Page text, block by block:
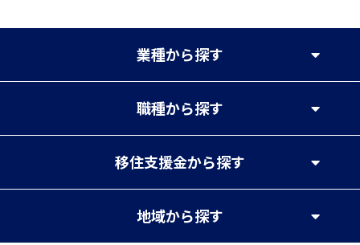
業種から探す
職種から探す
移住支援金から探す
地域から探す